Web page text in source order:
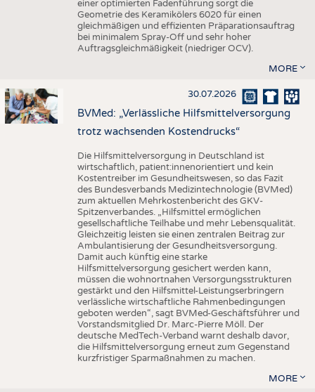
einer optimierten Fadenführung sorgt die
Geometrie des Keramikölers 6020 für einen
gleichmäßigen und effizienten Präparationsauftrag
bei minimalem Spray-Off und sehr hoher
Auftragsgleichmäßigkeit (niedriger OCV).
MORE
30.07.2026
BVMed: „Verlässliche Hilfsmittelversorgung
trotz wachsenden Kostendrucks“
Die Hilfsmittelversorgung in Deutschland ist
wirtschaftlich, patient:innenorientiert und kein
Kostentreiber im Gesundheitswesen, so das Fazit
des Bundesverbands Medizintechnologie (BVMed)
zum aktuellen Mehrkostenbericht des GKV-
Spitzenverbandes. „Hilfsmittel ermöglichen
gesellschaftliche Teilhabe und mehr Lebensqualität.
Gleichzeitig leisten sie einen zentralen Beitrag zur
Ambulantisierung der Gesundheitsversorgung.
Damit auch künftig eine starke
Hilfsmittelversorgung gesichert werden kann,
müssen die wohnortnahen Versorgungsstrukturen
gestärkt und den Hilfsmittel-Leistungserbringern
verlässliche wirtschaftliche Rahmenbedingungen
geboten werden“, sagt BVMed-Geschäftsführer und
Vorstandsmitglied Dr. Marc-Pierre Möll. Der
deutsche MedTech-Verband warnt deshalb davor,
die Hilfsmittelversorgung erneut zum Gegenstand
kurzfristiger Sparmaßnahmen zu machen.
MORE